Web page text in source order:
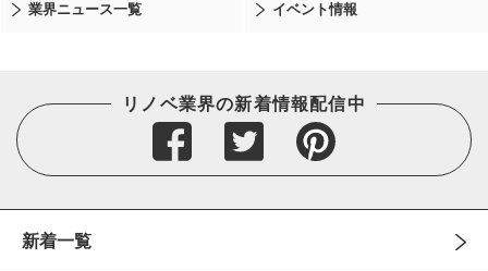
業界ニュース一覧 イベント情報
リノベ業界の新着情報配信中
新着一覧